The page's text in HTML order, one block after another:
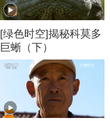
[绿色时空]揭秘科莫多
巨蜥（下）